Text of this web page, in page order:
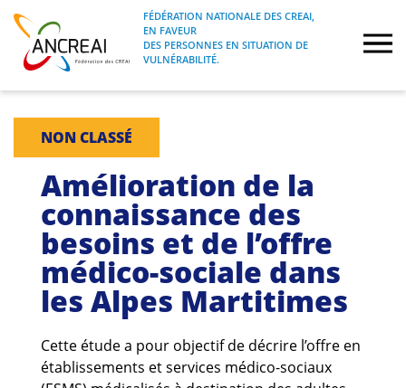
Skip
content
ANCREAI
FÉDÉRATION NATIONALE DES CREAI, EN
FAVEUR DES PERSONNES EN SITUATION
FÉDÉRATION NATIONALE DES CREAI,
EN FAVEUR
DES PERSONNES EN SITUATION DE
VULNÉRABILITÉ.
À propos
Journées nationales
Formations
Projets Fédéraux
Espace emploi
NON CLASSÉ
Amélioration de la
connaissance des
besoins et de l’offre
médico-sociale dans
les Alpes Martitimes
Cette étude a pour objectif de décrire l’offre en
établissements et services médico-sociaux